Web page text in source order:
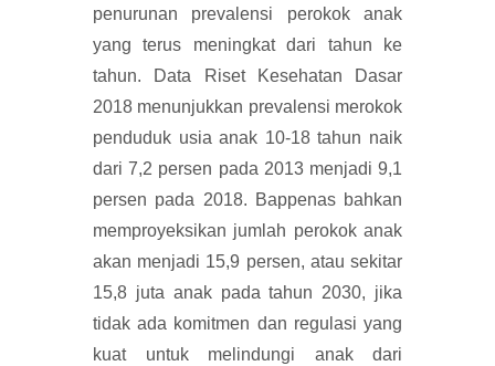
penurunan prevalensi perokok anak
yang terus meningkat dari tahun ke
tahun. Data Riset Kesehatan Dasar
2018 menunjukkan prevalensi merokok
penduduk usia anak 10-18 tahun naik
dari 7,2 persen pada 2013 menjadi 9,1
persen pada 2018. Bappenas bahkan
memproyeksikan jumlah perokok anak
akan menjadi 15,9 persen, atau sekitar
15,8 juta anak pada tahun 2030, jika
tidak ada komitmen dan regulasi yang
kuat untuk melindungi anak dari